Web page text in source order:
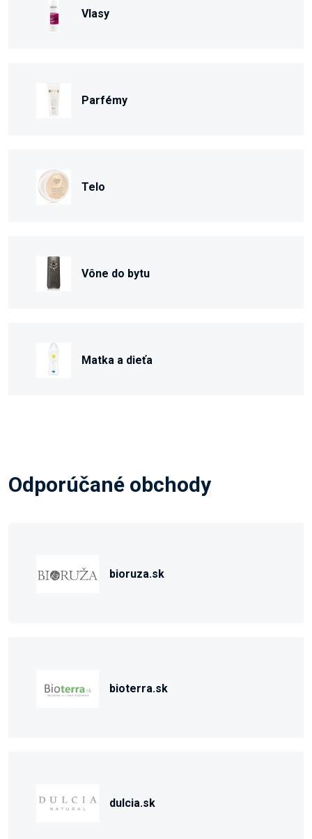
Vlasy
Parfémy
Telo
Vône do bytu
Matka a dieťa
Odporúčané obchody
bioruza.sk
bioterra.sk
dulcia.sk